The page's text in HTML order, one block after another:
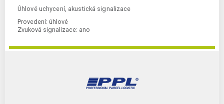
Úhlové uchycení, akustická signalizace
Provedení: úhlové
Zvuková signalizace: ano